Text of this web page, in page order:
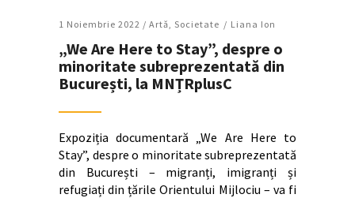
1 Noiembrie 2022 / Artǎ, Societate Liana Ion
„We Are Here to Stay”, despre o
minoritate subreprezentată din
București, la MNȚRplusC
Expoziția documentară „We Are Here to
Stay”, despre o minoritate subreprezentată
din București – migranți, imigranți și
refugiați din țările Orientului Mijlociu – va fi